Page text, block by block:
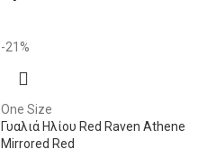
-21%
One Size
Γυαλιά Ηλίου Red Raven Athene
Mirrored Red